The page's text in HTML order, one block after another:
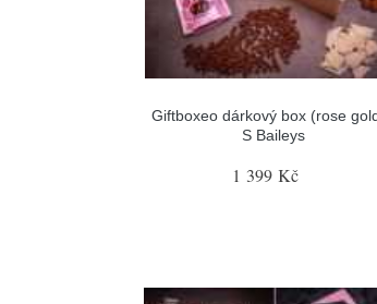
Giftboxeo dárkový box (rose
S Baileys
1 399 Kč